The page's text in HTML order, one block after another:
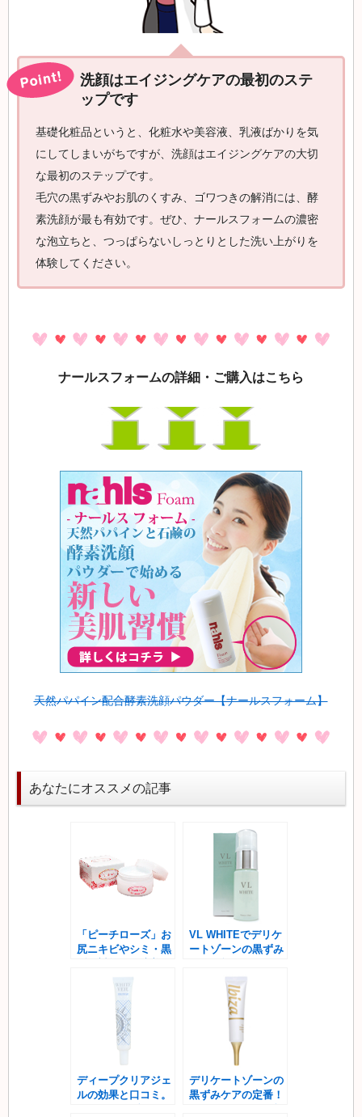
洗顔はエイジングケアの最初のステ
ップです
基礎化粧品というと、化粧水や美容液、乳液ばかりを気
にしてしまいがちですが、洗顔はエイジングケアの大切
な最初のステップです。
毛穴の黒ずみやお肌のくすみ、ゴワつきの解消には、酵
素洗顔が最も有効です。ぜひ、ナールスフォームの濃密
な泡立ちと、つっぱらないしっとりとした洗い上がりを
体験してください。
ナールスフォームの詳細・ご購入はこちら
天然パパイン配合酵素洗顔パウダー【ナールスフォーム】
あなたにオススメの記事
「ピーチローズ」お
尻ニキビやシミ・黒
VL WHITEでデリケ
ートゾーンの黒ずみ
ディープクリアジェ
ルの効果と口コミ。
デリケートゾーンの
黒ずみケアの定番！